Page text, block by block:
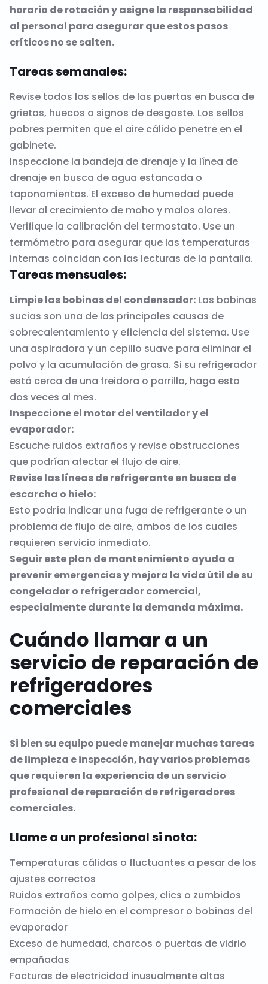
horario de rotación y asigne la responsabilidad
al personal para asegurar que estos pasos
críticos no se salten.
Tareas semanales:
Revise todos los sellos de las puertas en busca de
grietas, huecos o signos de desgaste. Los sellos
pobres permiten que el aire cálido penetre en el
gabinete.
Inspeccione la bandeja de drenaje y la línea de
drenaje en busca de agua estancada o
taponamientos. El exceso de humedad puede
llevar al crecimiento de moho y malos olores.
Verifique la calibración del termostato. Use un
termómetro para asegurar que las temperaturas
internas coincidan con las lecturas de la pantalla.
Tareas mensuales:
Limpie las bobinas del condensador:Las bobinas
sucias son una de las principales causas de
sobrecalentamiento y eficiencia del sistema. Use
una aspiradora y un cepillo suave para eliminar el
polvo y la acumulación de grasa. Si su refrigerador
está cerca de una freidora o parrilla, haga esto
dos veces al mes.
Inspeccione el motor del ventilador y el
evaporador:
Escuche ruidos extraños y revise obstrucciones
que podrían afectar el flujo de aire.
Revise las líneas de refrigerante en busca de
escarcha o hielo:
Esto podría indicar una fuga de refrigerante o un
problema de flujo de aire, ambos de los cuales
requieren servicio inmediato.
Seguir este plan de mantenimiento ayuda a
prevenir emergencias y mejora la vida útil de su
congelador o refrigerador comercial,
especialmente durante la demanda máxima.
Cuándo llamar a un
servicio de reparación de
refrigeradores
comerciales
Si bien su equipo puede manejar muchas tareas
de limpieza e inspección, hay varios problemas
que requieren la experiencia de un servicio
profesional de reparación de refrigeradores
comerciales.
Llame a un profesional si nota:
Temperaturas cálidas o fluctuantes a pesar de los
ajustes correctos
Ruidos extraños como golpes, clics o zumbidos
Formación de hielo en el compresor o bobinas del
evaporador
Exceso de humedad, charcos o puertas de vidrio
empañadas
Facturas de electricidad inusualmente altas